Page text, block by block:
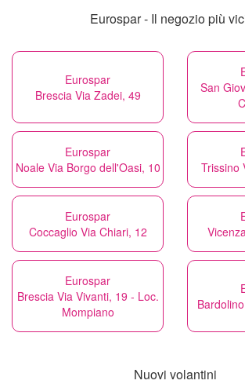
Eurospar - Il negozio più
Eurospar
Brescia Via Zadei, 49
San
Eurospar
Noale Via Borgo dell'Oasi, 10
Trissino
Eurospar
Coccaglio Via Chiari, 12
Eurospar
Brescia Via Vivanti, 19 - Loc.
Mompiano
Nuovi volantini